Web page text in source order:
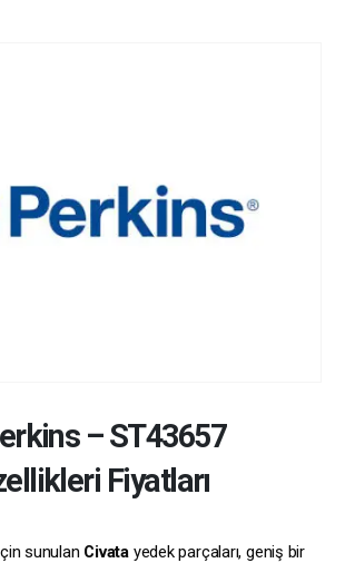
–ST43657
Fiyatları
sunulan Civata yedek parçaları, geniş bir